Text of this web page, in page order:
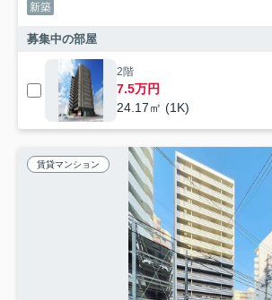
新築
募集中の部屋
2階
7.5万円
24.17㎡ (1K)
賃貸マンション